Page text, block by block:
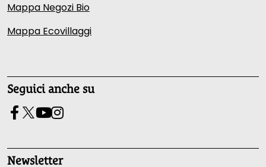
Mappa Negozi Bio
Mappa Ecovillaggi
Seguici anche su
Newsletter